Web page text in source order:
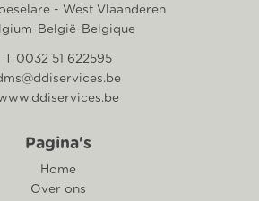
- West Vlaanderen
België-Belgique
T 0032 51 622595
Pagina's
Home
Over ons